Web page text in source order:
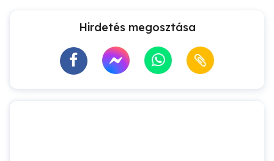
Hirdetés megosztása